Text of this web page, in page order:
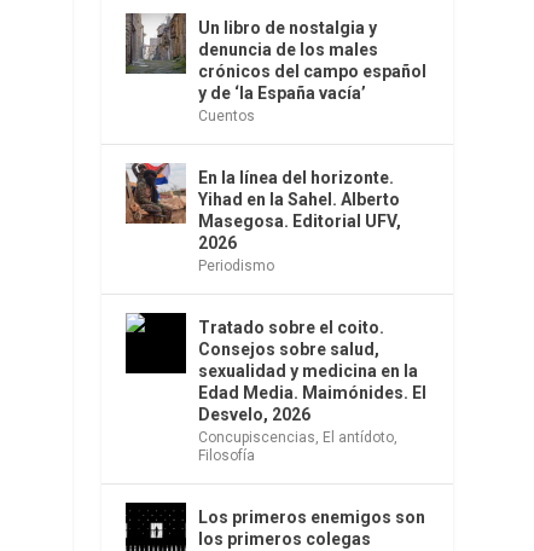
Un libro de nostalgia y
denuncia de los males
crónicos del campo español
y de ‘la España vacía’
Cuentos
En la línea del horizonte.
Yihad en la Sahel. Alberto
Masegosa. Editorial UFV,
2026
Periodismo
Tratado sobre el coito.
Consejos sobre salud,
sexualidad y medicina en la
Edad Media. Maimónides. El
Desvelo, 2026
Concupiscencias, El antídoto,
Filosofía
Los primeros enemigos son
los primeros colegas